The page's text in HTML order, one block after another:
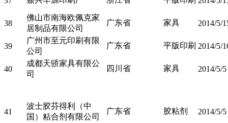
38
佛山市南海欧佩克家
居制品有限公司
广东省 家具 2014/5/
39
广州市至元印刷有限
公司
广东省 平版印刷 2014/5/
40
成都天骄家具有限公
司
四川省 家具 2014/5/5
41
波士胶芬得利（中
国）粘合剂有限公司
广东省 胶粘剂 2014/5/5